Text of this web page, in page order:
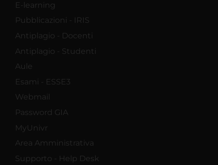
E-learning
Pubblicazioni - IRIS
Antiplagio - Docenti
Antiplagio - Studenti
Aule
Esami - ESSE3
Webmail
Password GIA
MyUnivr
Area Amministrativa
Supporto - Help Desk